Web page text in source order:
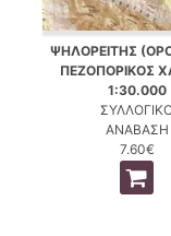
ΨΗΛΟΡΕΙΤΗΣ
ΠΕΖΟΠΟΡΙΚΟΣ
1:30.000
ΑΝΑΒΑΣΗ
7.60€